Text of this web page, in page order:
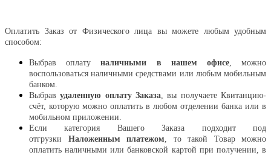
Оплатить Заказ от Физического лица вы можете любым удобным
способом:
Выбрав оплатуналичными в нашем офисе, можно
воспользоваться наличными средствами или любым мобильным
банком.
Выбравудаленную оплату Заказа , вы получаете Квитанцию-
счёт, которую можно оплатить в любом отделении банка или в
мобильном приложении.
Если категория Вашего Заказа подходит под
отгрузки Наложенным платежом , то такой Товар можно
оплатить наличными или банковской картой при получении, в